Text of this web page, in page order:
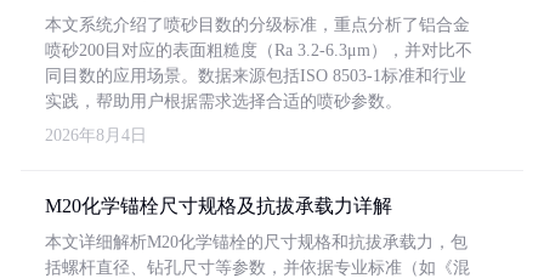
本文系统介绍了喷砂目数的分级标准，重点分析了铝合金
喷砂200目对应的表面粗糙度（Ra 3.2-6.3μm），并对比不
同目数的应用场景。数据来源包括ISO 8503-1标准和行业
实践，帮助用户根据需求选择合适的喷砂参数。
2026年8月4日
M20化学锚栓尺寸规格及抗拔承载力详解
本文详细解析M20化学锚栓的尺寸规格和抗拔承载力，包
括螺杆直径、钻孔尺寸等参数，并依据专业标准（如《混